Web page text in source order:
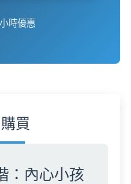
小時優惠
買
：內心小孩